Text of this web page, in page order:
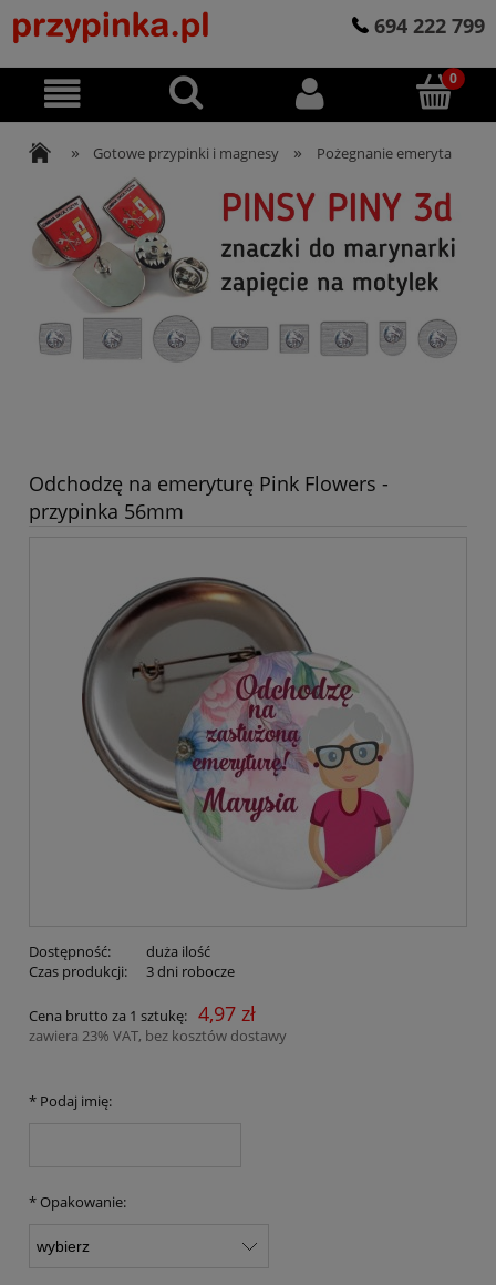
694 222 799
» Gotowe przypinki i magnesy » Pożegnanie emeryta
Odchodzę na emeryturę Pink Flowers -
przypinka 56mm
Dostępność:
duża ilość
Czas produkcji:
3 dni robocze
Cena brutto za 1 sztukę: 4,97 zł
zawiera 23% VAT, bez kosztów dostawy
* Podaj imię:
* Opakowanie: